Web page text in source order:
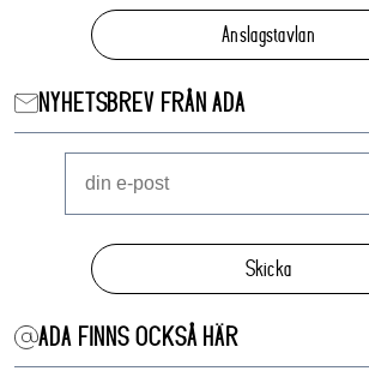
Anslagstavlan
NYHETSBREV FRÅN ADA
Skicka
ADA FINNS OCKSÅ HÄR